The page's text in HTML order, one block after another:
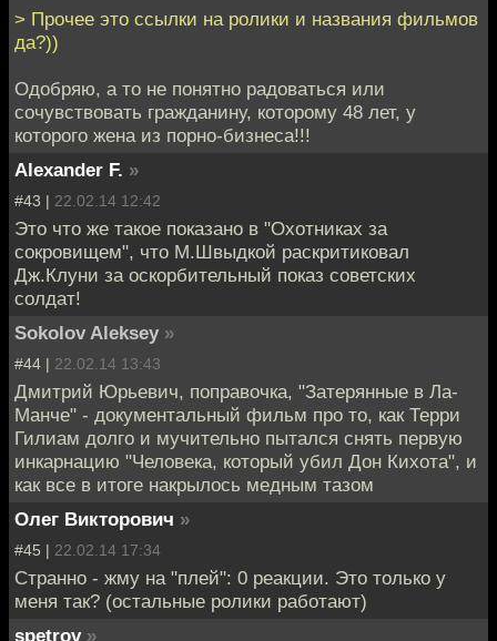
> Прочее это ссылки на ролики и названия фильмов
да?))
Одобряю, а то не понятно радоваться или
сочувствовать гражданину, которому 48 лет, у
которого жена из порно-бизнеса!!!
Alexander F. »
#43 | 22.02.14 12:42
Это что же такое показано в "Охотниках за
сокровищем", что М.Швыдкой раскритиковал
Дж.Клуни за оскорбительный показ советских
солдат!
Sokolov Aleksey »
#44 | 22.02.14 13:43
Дмитрий Юрьевич, поправочка, "Затерянные в Ла-
Манче" - документальный фильм про то, как Терри
Гилиам долго и мучительно пытался снять первую
инкарнацию "Человека, который убил Дон Кихота", и
как все в итоге накрылось медным тазом
Олег Викторович »
#45 | 22.02.14 17:34
Странно - жму на "плей": 0 реакции. Это только у
меня так? (остальные ролики работают)
spetrov »